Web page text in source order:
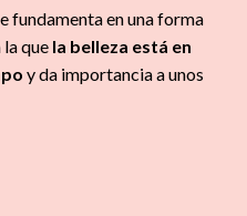
fundamenta en una forma
la que la belleza está en
y da importancia a unos